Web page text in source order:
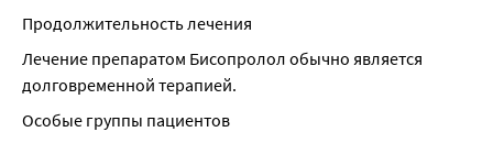
Продолжительность лечения
Лечение препаратом Бисопролол обычно является
долговременной терапией.
Особые группы пациентов